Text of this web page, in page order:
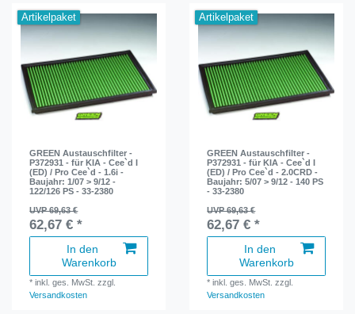
Artikelpaket
GREEN Austauschfilter -
P372931 - für KIA - Cee`d I
(ED) / Pro Cee`d - 1.6i -
Baujahr: 1/07 > 9/12 -
122/126 PS - 33-2380
UVP 69,63 €
62,67 € *
In den
Warenkorb
*inkl. ges. MwSt. zzgl.
Versandkosten
Artikelpaket
GREEN Austauschfilter -
P372931 - für KIA - Cee`d I
(ED) / Pro Cee`d - 2.0CRD -
Baujahr: 5/07 > 9/12 - 140 PS
- 33-2380
UVP 69,63 €
62,67 € *
In den
Warenkorb
*inkl. ges. MwSt. zzgl.
Versandkosten